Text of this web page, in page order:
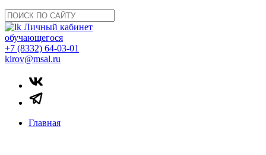
Личный кабинет
обучающегося
+7 (8332) 64-03-01
kirov@msal.ru
Главная